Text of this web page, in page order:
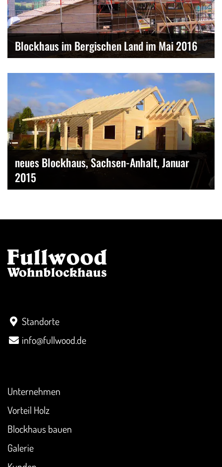
Blockhaus im Bergischen Land im Mai 2016
neues Blockhaus, Sachsen-Anhalt, Januar
2015
Standorte
info@fullwood.de
Unternehmen
Vorteil Holz
Blockhaus bauen
Galerie